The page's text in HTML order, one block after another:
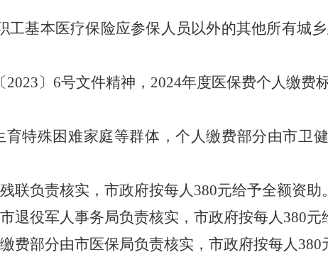
工基本医疗保险应参保人员以外的其他所有城
2023〕 6号文件精神， 2024年度医保费个人缴费
特殊困难家庭等群体，个人缴费部分由市卫
残联负责核实，市政府按每人380元给予全额资助。
市退役军人事务局负责核实，市政府按每人380元
费部分由市医保局负责核实，市政府按每人380